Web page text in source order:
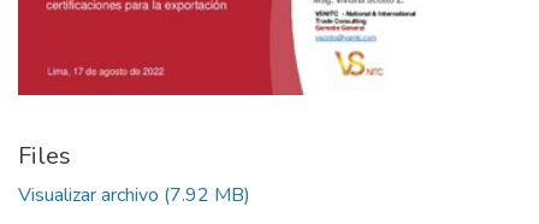
Files
Visualizar archivo (7.92 MB)